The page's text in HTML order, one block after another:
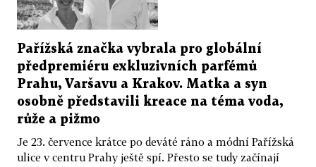
Pařížská značka vybrala pro globální
předpremiéru exkluzivních parfémů
Prahu, Varšavu a Krakov. Matka a syn
osobně představili kreace na téma voda,
růže a pižmo
Je 23. července krátce po deváté ráno a módní Pařížská
ulice v centru Prahy ještě spí. Přesto se tudy začínají